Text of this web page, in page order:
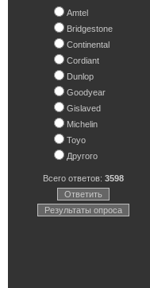
Amtel
Bridgestone
Continental
Cordiant
Dunlop
Goodyear
Gislaved
Michelin
Toyo
Другого
Всего ответов: 3598
Ответить
Результаты опроса